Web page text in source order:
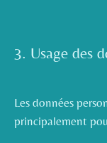
3. Usage des
Les données
principalement